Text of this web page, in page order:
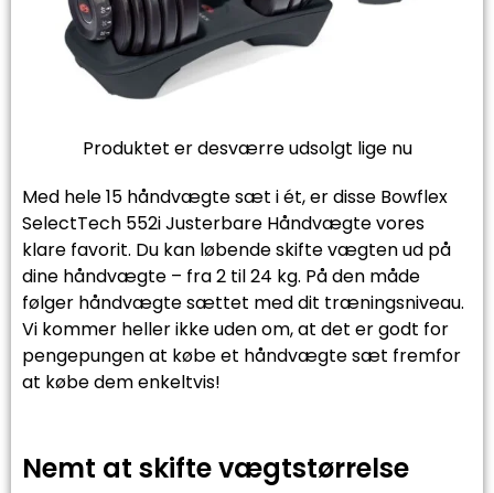
Produktet er desværre udsolgt lige nu
Med hele 15 håndvægte sæt i ét, er disse Bowflex
SelectTech 552i Justerbare Håndvægte vores
klare favorit. Du kan løbende skifte vægten ud på
dine håndvægte – fra 2 til 24 kg. På den måde
følger håndvægte sættet med dit træningsniveau.
Vi kommer heller ikke uden om, at det er godt for
pengepungen at købe et håndvægte sæt fremfor
at købe dem enkeltvis!
Nemt at skifte vægtstørrelse